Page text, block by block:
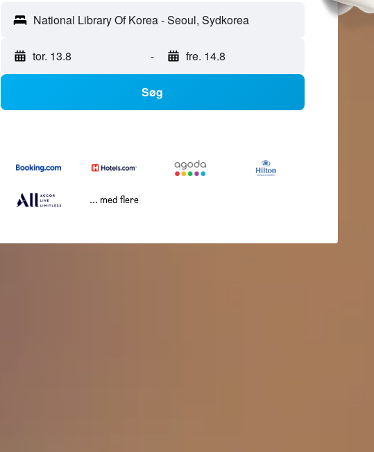
National Library Of Korea - Seoul, Sydkorea
tor. 13.8 - fre. 14.8
Søg
... med flere